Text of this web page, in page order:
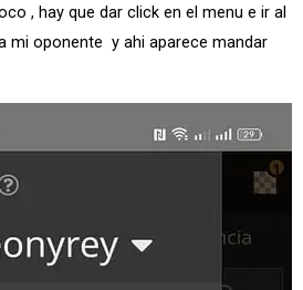
, hay que dar click en el menu e ir al
mi oponente y ahi aparece mandar